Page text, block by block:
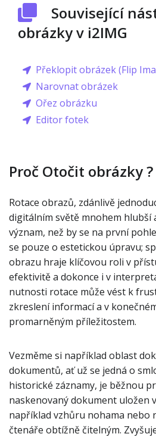
Související
obrázky v i2IMG
Překlopit obrázek (Flip
Narovnat obrázek
Ořez obrázku
Editor fotek
Proč Otočit obrázky ?
Rotace obrazů, zdánlivě
digitálním světě mnohem hlubší
význam, než by se na první
se pouze o estetickou úpravu;
obrazu hraje klíčovou roli v
efektivitě a dokonce i v
nutnosti rotace může vést k
zkreslení informací a v
promarněným příležitostem.
Vezměme si například oblast
dokumentů, ať už se jedná o
historické záznamy, je běžnou
naskenovaný dokument uložen
například vzhůru nohama nebo
čtenáře obtížně čitelným.